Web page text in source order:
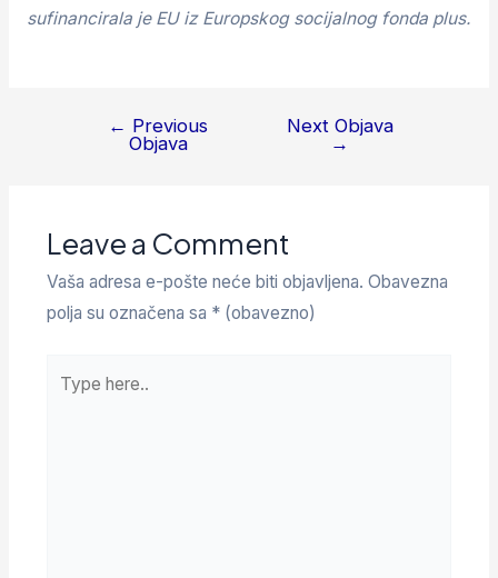
sufinancirala je EU iz Europskog socijalnog fonda plus.
← Previous
Objava
Next Objava
→
Leave a Comment
Vaša adresa e-pošte neće biti objavljena. Obavezna
polja su označena sa * (obavezno)